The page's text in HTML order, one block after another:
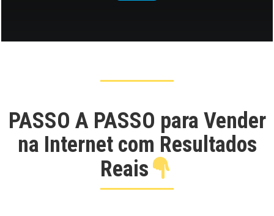
PASSO A PASSO para Vender
na Internet com Resultados
Reais